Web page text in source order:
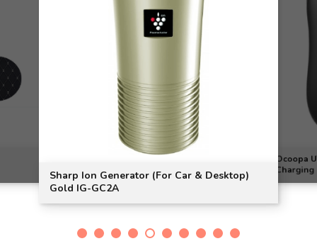
Sharp Ion Generator (For Car & Desktop)
Gold IG-GC2A
Ocoopa